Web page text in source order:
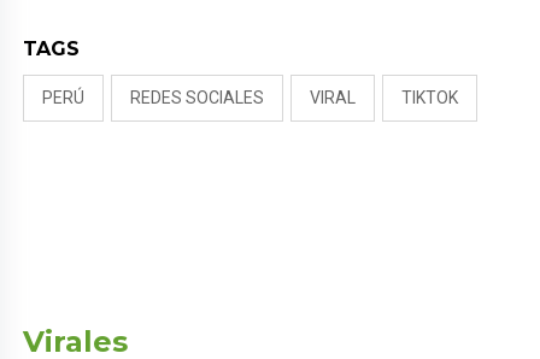
TAGS
PERÚ REDES SOCIALES VIRAL TIKTOK
Virales